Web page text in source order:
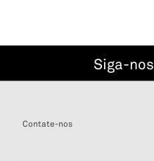
Siga-nos
Contate-nos